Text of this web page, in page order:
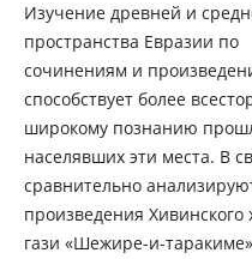
Изучение древней и
пространства Евразии по
сочинениям и
способствует более
широкому познанию
населявших эти места. В
сравнительно
произведения Хивинского
гази «Шежире-и-